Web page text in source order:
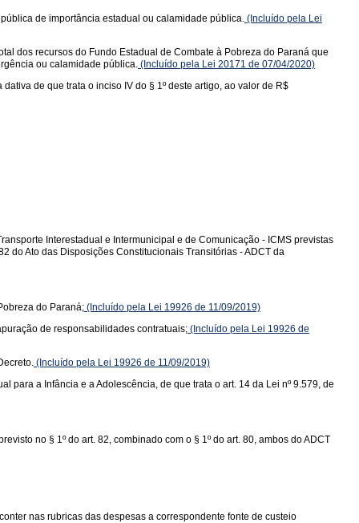
de importância estadual ou calamidade pública. (Incluído pela Lei
dos recursos do Fundo Estadual de Combate à Pobreza do Paraná que
ou calamidade pública. (Incluído pela Lei 20171 de 07/04/2020)
de que trata o inciso IV do § 1º deste artigo, ao valor de R$
Interestadual e Intermunicipal e de Comunicação - ICMS previstas
do Ato das Disposições Constitucionais Transitórias - ADCT da
do Paraná; (Incluído pela Lei 19926 de 11/09/2019)
de responsabilidades contratuais; (Incluído pela Lei 19926 de
(Incluído pela Lei 19926 de 11/09/2019)
para a Infância e a Adolescência, de que trata o art. 14 da Lei nº 9.579, de
no § 1º do art. 82, combinado com o § 1º do art. 80, ambos do ADCT
nas rubricas das despesas a correspondente fonte de custeio